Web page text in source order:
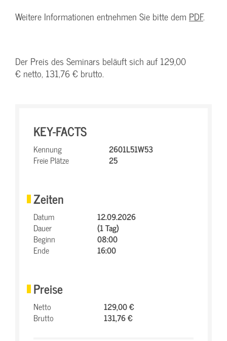
Weitere Informationen entnehmen Sie bitte dem PDF.
Der Preis des Seminars beläuft sich auf 129,00
€ netto, 131,76 € brutto.
KEY-FACTS
Kennung
2601L51W53
Freie Plätze
25
Zeiten
Datum
12.09.2026
Dauer
(1 Tag)
Beginn
08:00
Ende
16:00
Preise
Netto
129,00 €
Brutto
131,76 €